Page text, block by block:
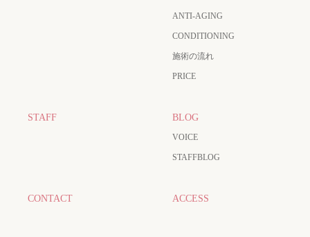
ANTI-AGING
CONDITIONING
施術の流れ
PRICE
STAFF BLOG
VOICE
STAFFBLOG
CONTACT ACCESS